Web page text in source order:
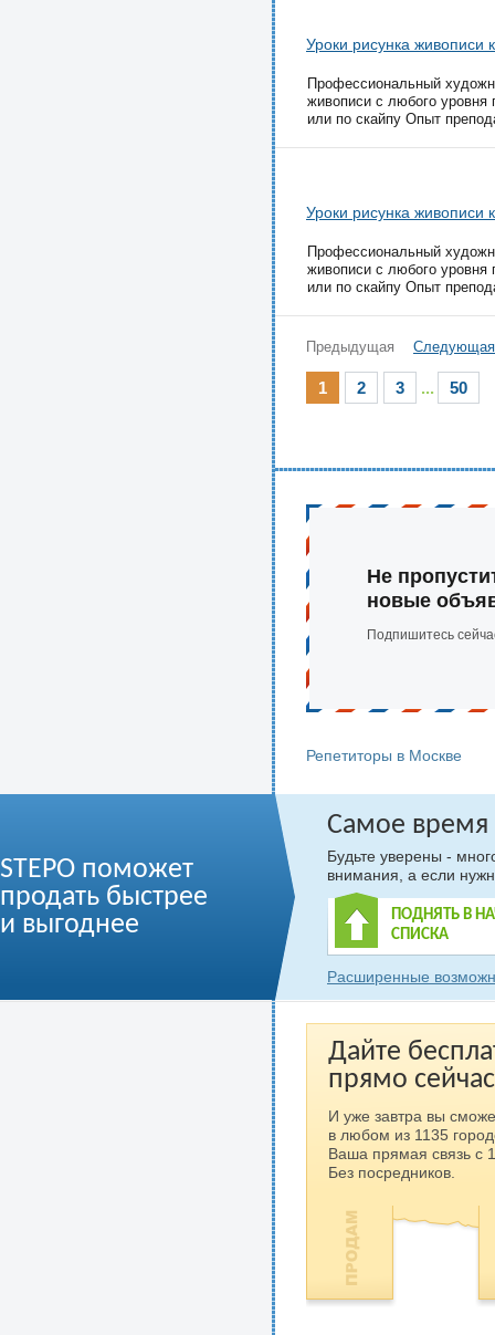
Уроки рисунка живописи
Профессиональный
живописи с любого
или по скайпу Опыт
Уроки рисунка живописи
Профессиональный
живописи с любого
или по скайпу Опыт
Предыдущая Следующая
1 2 3 ... 50
Не
новые
Подпишитесь
Репетиторы в Москве
STEPO поможет
продать быстрее
и выгоднее
Самое время
Будьте уверены -
внимания, а если
ПОДНЯТЬ В
СПИСКА
Расширенные
Дайте
прямо
И уже завтра вы
в любом из 1135
Ваша прямая связь с
Без посредников.